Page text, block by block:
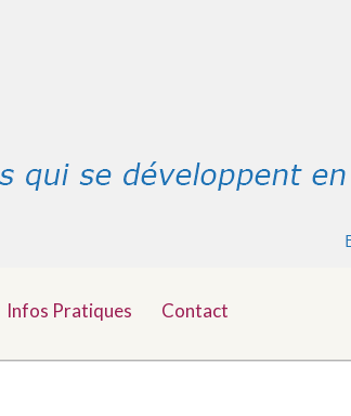
Infos Pratiques Contact